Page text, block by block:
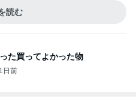
読む
た買ってよかった物
1日前